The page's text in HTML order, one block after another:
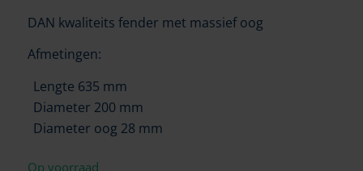
DAN kwaliteits fender met massief oog
Afmetingen:
Lengte 635 mm
Diameter 200 mm
Diameter oog 28 mm
Op voorraad